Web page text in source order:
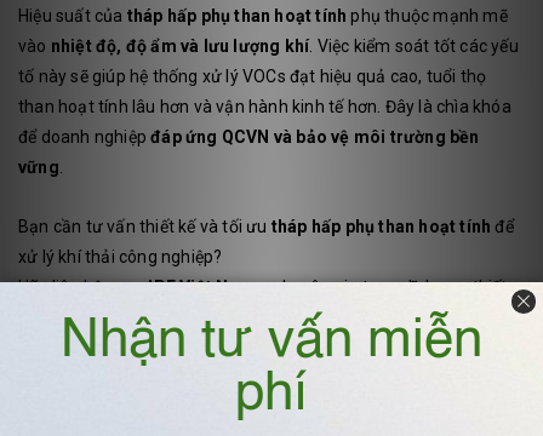
Hiệu suất của tháp hấp phụ than hoạt tính phụ thuộc mạnh mẽ
vào nhiệt độ, độ ẩm và lưu lượng khí. Việc kiểm soát tốt các yếu
tố này sẽ giúp hệ thống xử lý VOCs đạt hiệu quả cao, tuổi thọ
than hoạt tính lâu hơn và vận hành kinh tế hơn. Đây là chìa khóa
để doanh nghiệpđáp ứng QCVN và bảo vệ môi trường bền
vững.
Bạn cần tư vấn thiết kế và tối ưu tháp hấp phụ than hoạt tính để
xử lý khí thải công nghiệp?
Hãy liên hệ ngayIPF Việt Nam– chuyên gia trong lĩnh vực thiết
kế, chế tạo và lắp đặt hệ thống xử lý khí thải.
Website:www.ipf-vn.com
Địa chỉ : Ngãi Cầu - An Khánh- Hà Nội